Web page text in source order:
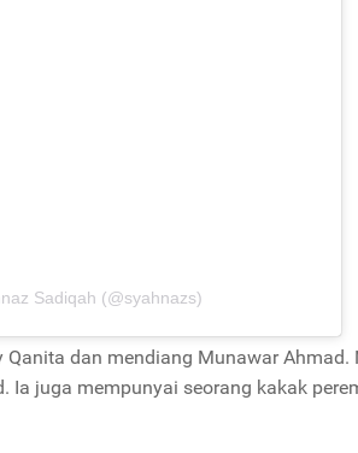
Sadiqah (@syahnazs)
dan mendiang Munawar
Ia juga mempunyai seorang kakak